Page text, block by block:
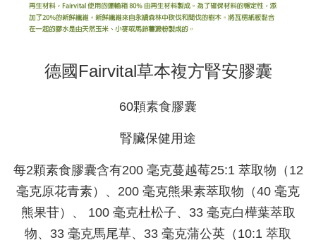
德國Fairvital草本複方腎安膠囊
60顆素食膠囊
腎臟保健用途
每2顆素食膠囊含有200 毫克蔓越莓25:1 萃取物（12
毫克原花青素）、200 毫克熊果素萃取物（40 毫克
熊果苷）、 100 毫克杜松子、33 毫克白樺葉萃取
物、33 毫克馬尾草、33 毫克蒲公英（10:1 萃取